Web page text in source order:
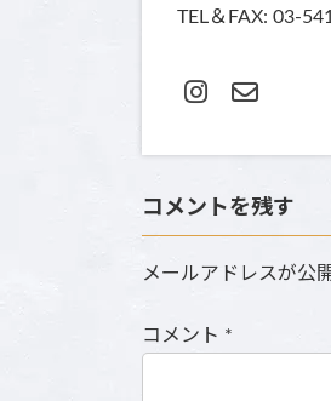
TEL＆FAX: 03-
コメントを残す
メールアドレスが公
コメント *